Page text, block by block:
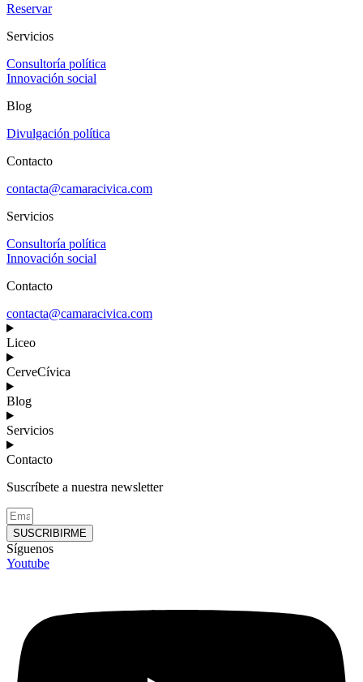
Reservar
Servicios
Consultoría política
Innovación social
Blog
Divulgación política
Contacto
contacta@camaracivica.com
Servicios
Consultoría política
Innovación social
Contacto
contacta@camaracivica.com
Liceo
CerveCívica
Blog
Servicios
Contacto
Suscríbete a nuestra newsletter
SUSCRIBIRME
Síguenos
Youtube